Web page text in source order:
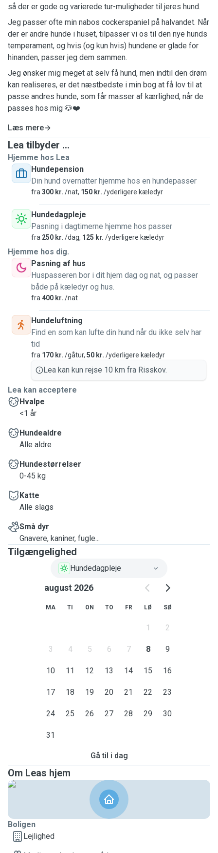
så der er gode og varierede tur-muligheder til jeres hund.
Jeg passer ofte min nabos cockerspaniel på halvandet. Når
der er andre hunde i huset, tilpasser vi os til den nye hunds
temperament, og hvis (og kun hvis) hundene er glade for
hinanden, passer jeg dem sammen.
Jeg ønsker mig meget at selv få hund, men indtil den drøm
kan realiseres, er det næstbedste i min bog at få lov til at
passe andres hunde, som får masser af kærlighed, når de
passes hos mig 🐶❤️
Læs mere
Lea tilbyder ...
Hjemme hos Lea
Hundepension
Din hund overnatter hjemme hos en hundepasser
fra 300 kr. /nat, 150 kr. /yderligere kæledyr
Hundedagpleje
Pasning i dagtimerne hjemme hos passer
fra 250 kr. /dag, 125 kr. /yderligere kæledyr
Hjemme hos dig.
Pasning af hus
Huspasseren bor i dit hjem dag og nat, og passer
både på kæledyr og hus.
fra 400 kr. /nat
Hundeluftning
Find en som kan lufte din hund når du ikke selv har
tid
fra 170 kr. /gåtur, 50 kr. /yderligere kæledyr
Lea kan kun rejse 10 km fra Risskov.
Lea kan acceptere
Hvalpe
<1 år
Hundealdre
Alle aldre
Hundestørrelser
0-45 kg
Katte
Alle slags
Små dyr
Gnavere, kaniner, fugle...
Tilgængelighed
Hundedagpleje
august 2026
MA TI ON TO FR LØ SØ
1 2
3 4 5 6 7 8 9
10 11 12 13 14 15 16
17 18 19 20 21 22 23
24 25 26 27 28 29 30
31
Gå til i dag
Om Leas hjem
Boligen
Lejlighed